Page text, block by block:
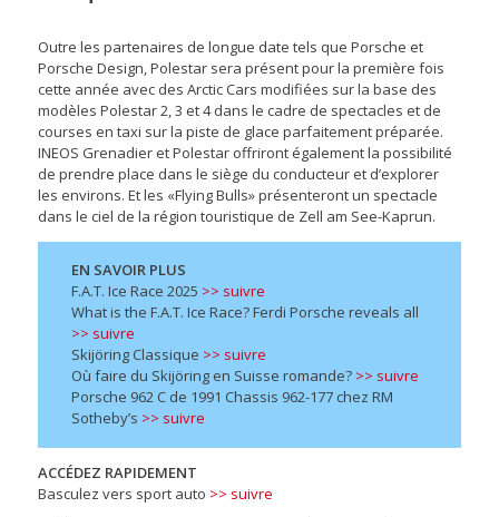
Outre les partenaires de longue date tels que Porsche et
Porsche Design, Polestar sera présent pour la première fois
cette année avec des Arctic Cars modifiées sur la base des
modèles Polestar 2, 3 et 4 dans le cadre de spectacles et de
courses en taxi sur la piste de glace parfaitement préparée.
INEOS Grenadier et Polestar offriront également la possibilité
de prendre place dans le siège du conducteur et d’explorer
les environs. Et les «Flying Bulls» présenteront un spectacle
dans le ciel de la région touristique de Zell am See-Kaprun.
EN SAVOIR PLUS
F.A.T. Ice Race 2025 >> suivre
What is the F.A.T. Ice Race? Ferdi Porsche reveals all
>> suivre
Skijöring Classique >> suivre
Où faire du Skijöring en Suisse romande? >> suivre
Porsche 962 C de 1991 Chassis 962-177 chez RM
Sotheby’s >> suivre
ACCÉDEZ RAPIDEMENT
Basculez vers sport auto >> suivre